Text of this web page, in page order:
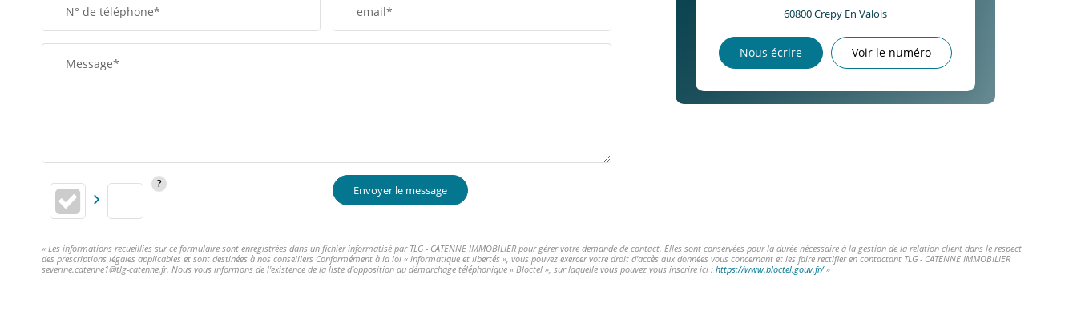
N° de téléphone* email*
Message*
Envoyer le message
60800Crepy En Valois
Nous écrire Voir le numéro
« Les informations recueillies sur ce formulaire sont enregistrées dans un fichier informatisé par TLG - CATENNE IMMOBILIER pour gérer votre demande de contact. Elles sont conservées pour la durée nécessaire à la gestion de la relation client dans le respect
des prescriptions légales applicables et sont destinées à nos conseillers Conformément à la loi « informatique et libertés », vous pouvez exercer votre droit d'accès aux données vous concernant et les faire rectifier en contactant TLG - CATENNE IMMOBILIER
severine.catenne1@tlg-catenne.fr. Nous vous informons de l'existence de la liste d'opposition au démarchage téléphonique « Bloctel », sur laquelle vous pouvez vous inscrire ici : https://www.bloctel.gouv.fr/»